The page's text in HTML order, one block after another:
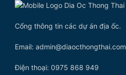
Cổng thông tin các dự án địa ốc.
Email: admin@diaocthongthai.com
Điện thoại: 0975 868 949